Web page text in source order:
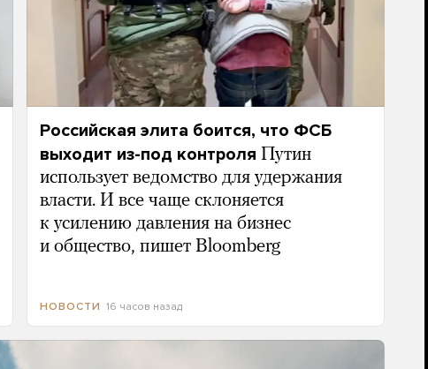
Российская элита боится, что ФСБ
выходит из-под контроля Путин
использует ведомство для удержания
власти. И все чаще склоняется
к усилению давления на бизнес
и общество, пишет Bloomberg
НОВОСТИ 16 часов назад